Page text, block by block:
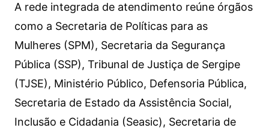
A rede integrada de atendimento reúne órgãos
como a Secretaria de Políticas para as
Mulheres (SPM), Secretaria da Segurança
Pública (SSP), Tribunal de Justiça de Sergipe
(TJSE), Ministério Público, Defensoria Pública,
Secretaria de Estado da Assistência Social,
Inclusão e Cidadania (Seasic), Secretaria de